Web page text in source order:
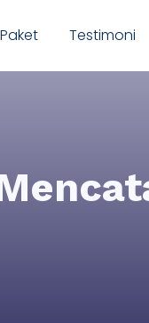
Paket Testimoni